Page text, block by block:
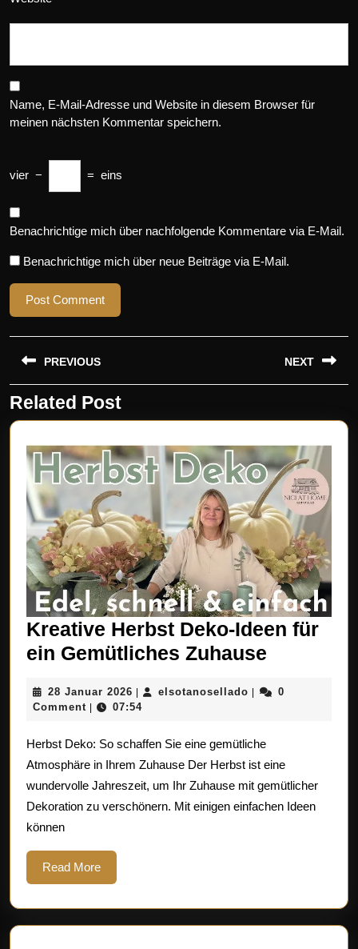
Name, E-Mail-Adresse und Website in diesem Browser für
meinen nächsten Kommentar speichern.
vier − = eins
Benachrichtige mich über nachfolgende Kommentare via E-Mail.
Benachrichtige mich über neue Beiträge via E-Mail.
Beitragsnavigation
PREVIOUS
Previous
post:
NEXT
post:
Related Post
Kreative Herbst Deko-Ideen für
ein Gemütliches Zuhause
Deko-
ein
28 Januar 2026 28
Januar
| elsotanosellado elsotanosellado
|
0
Comment | 07:54
Herbst Deko: So schaffen Sie eine gemütliche
Atmosphäre in Ihrem Zuhause Der Herbst ist eine
wundervolle Jahreszeit, um Ihr Zuhause mit gemütlicher
Dekoration zu verschönern. Mit einigen einfachen Ideen
können
Read MoreRead
More